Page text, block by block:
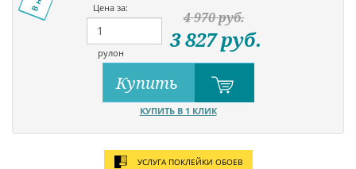
Цена за:
рулон
4 970руб.
3 827руб.
Купить
КУПИТЬ В 1 КЛИК
УСЛУГА ПОКЛЕЙКИ ОБОЕВ